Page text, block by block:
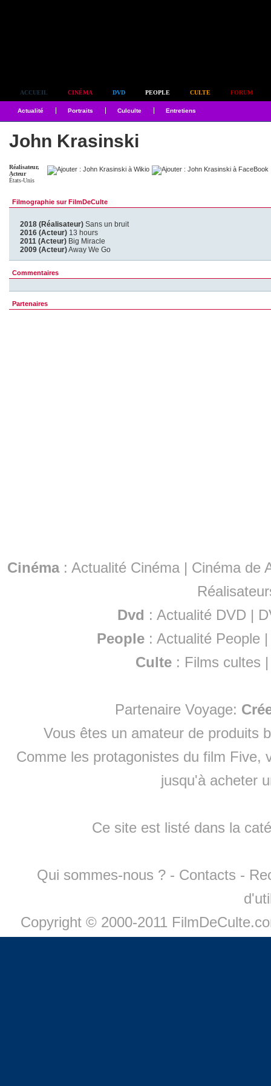
ACCUEIL CINÉMA DVD PEOPLE CULTE FORUM
Actualité Portraits Culculte Entretiens
John Krasinski
Réalisateur,
Acteur
États-Unis
Filmographie sur FilmDeCulte
2018 (Réalisateur) Sans un bruit
2016 (Acteur) 13 hours
2011 (Acteur) Big Miracle
2009 (Acteur)Away We Go
Commentaires
Partenaires
Cinéma: Actualité Cinéma | Cinéma de
Dvd : Actualité DVD |
People :Actualité People
Culte : Films cultes
Partenaire Voyage:
Vous êtes un amateur de produits
Comme les protagonistes du film Five,
jusqu'à acheter
Ce site est listé dans la
Qui sommes-nous ? - Contacts -
Copyright © 2000-2011